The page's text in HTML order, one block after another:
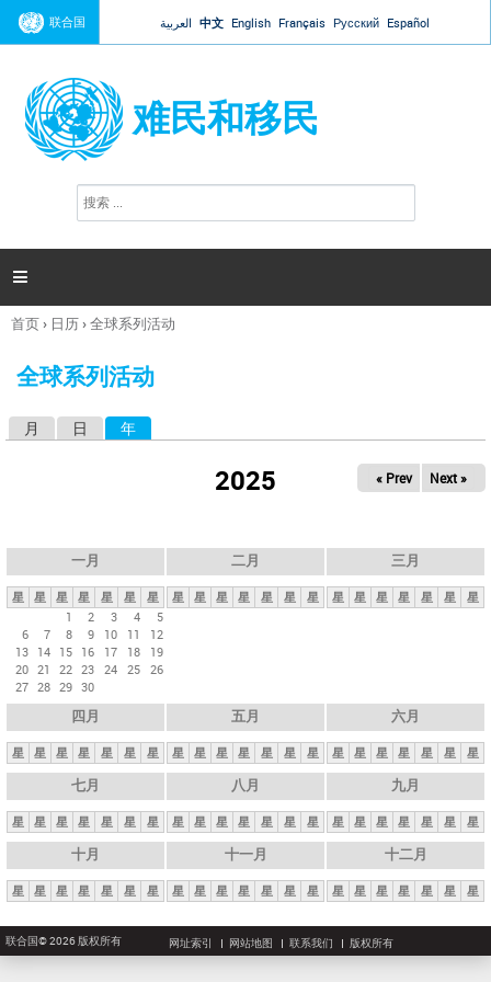
Jump to navigation
联合国 العربية 中文 English Français Русский Español
难民和移民
搜
索

你
这
首页› 日历›全球系列活动
全球系列活动
月 日 年
2025 « Prev Next »
一月
星 星 星 星 星 星
星
1
2 3 4
5
6
7 8 9 10 11
12
13 14 15 16 17 18
19
20 21 22 23 24 25 26
27 28 29 30
二月
星 星 星 星 星 星 星
三月
星 星 星 星 星 星 星
四月
星 星 星 星 星 星 星
五月
星 星 星 星 星 星 星
六月
星 星 星 星 星 星 星
七月
星 星 星 星 星 星 星
八月
星 星 星 星 星 星 星
九月
星 星 星 星 星 星 星
十月
星 星 星 星 星 星 星
十一月
星 星 星 星 星 星 星
十二月
星 星 星 星 星 星 星
联合国© 2026 版权所有 网址索引 网站地图 联系我们 版权所有